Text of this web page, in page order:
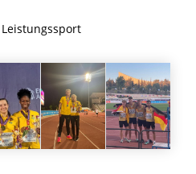
Leistungssport